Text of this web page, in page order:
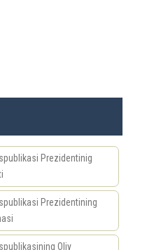
Prezidentinig
Prezidentining
Oliy